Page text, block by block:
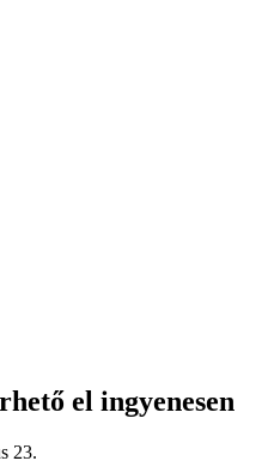
el ingyenesen
23.